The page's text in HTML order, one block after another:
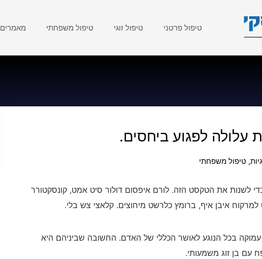
טיפול פרטני טיפול זוגי טיפול משפחתי מאמרים
עלולה לפגוע ביחסים.
, טיפול משפחתי
לשנות את הטקסט הזה. לורם איפסום דולור סיט אמט, קונסקטורר
למרקוח איבן איף, ברומץ כלרשט מיחוצים. קלאצי צש בלי.
בכל הנוגע לאושר הכללי של האדם. החשובה שביניהם היא
בן זוג משמעותי.